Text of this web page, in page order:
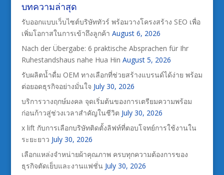
บทความล่าสุด
รับออกแบบเว็บไซต์บริษัททัวร์ พร้อมวางโครงสร้าง SEO เพื่อ
เพิ่มโอกาสในการเข้าถึงลูกค้า August 6, 2026
Nach der Übergabe: 6 praktische Absprachen für Ihr
Ruhestandshaus nahe Hua Hin August 5, 2026
รับผลิตน้ำดื่ม OEM ทางเลือกที่ช่วยสร้างแบรนด์ได้ง่าย พร้อม
ต่อยอดธุรกิจอย่างมั่นใจ July 30, 2026
บริการวางฤกษ์มงคล จุดเริ่มต้นของการเตรียมความพร้อม
ก่อนก้าวสู่ช่วงเวลาสำคัญในชีวิต July 30, 2026
x lift กับการเลือกบริษัทติดตั้งลิฟท์ที่ตอบโจทย์การใช้งานใน
ระยะยาว July 30, 2026
เลือกแหล่งจำหน่ายผ้าคุณภาพ ครบทุกความต้องการของ
ธุรกิจตัดเย็บและงานแฟชั่น July 30, 2026